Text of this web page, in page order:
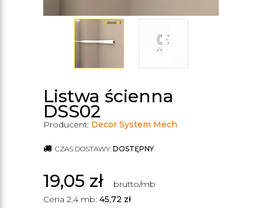
Listwa ścienna
DSS02
Producent: Decor System Mech
CZAS DOSTAWY: DOSTĘPNY
19,05 zł
brutto/mb
Cena 2.4 mb: 45,72 zł